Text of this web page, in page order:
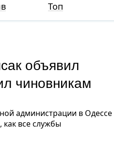
Топ
объявил
чиновникам
администрации в Одессе
как все службы